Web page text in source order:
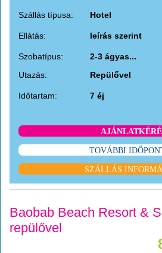
Szállás típusa: Hotel
Ellátás: leírás szerint
Szobatípus:
2-3 ágyas...
Utazás:
Repülővel
Időtartam: 7 éj
TOVÁBBI
SZÁLLÁS
Baobab Beach Resort &
repülővel